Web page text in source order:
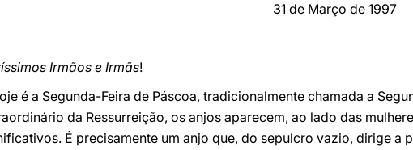
31 de Março de 1997
Irmãos e Irmãs!
é a Segunda-Feira de Páscoa, tradicionalmente chamada a
da Ressurreição, os anjos aparecem, ao lado das
É precisamente um anjo que, do sepulcro vazio, dirige a